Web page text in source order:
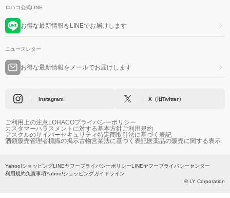
ロハコ公式LINE
お得な最新情報をLINEでお届けします
ニュースレター
お得な最新情報をメールでお届けします
Instagram X（旧Twitter）
ご利用上の注意LOHACOプライバシーポリシー
カスタマーハラスメントに対する基本方針ご利用規約
アスクルのサイバーセキュリティ特定商取引法に基づく表記
酒類販売管理者標識の掲示古物営業法に基づく表記医薬品の販売に関する表示
Yahoo!ショッピングLINEヤフープライバシーポリシーLINEヤフープライバシーセンター
利用規約免責事項Yahoo!ショッピングガイドライン
© LY Corporation